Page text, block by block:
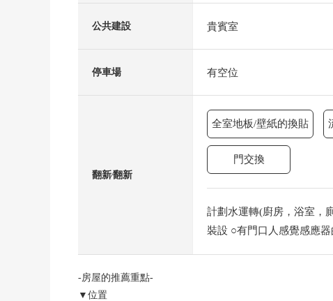
公共建設 貴賓室
停車場 有空位
翻新⁄翻新
全室地板/壁紙的換貼
門交換
計劃水運轉(廚房，浴室，
裝設 ○有門口人感覺感應
-房屋的推薦重點-
▼位置